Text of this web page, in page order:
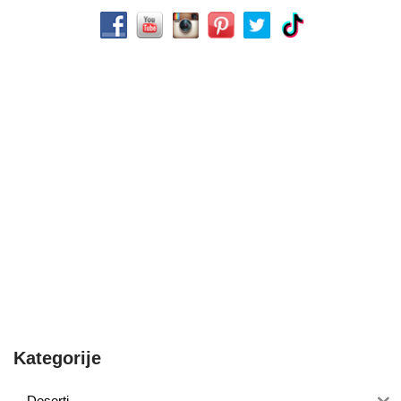
Kategorije